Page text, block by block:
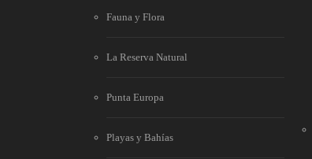
Fauna y Flora
La Reserva Natural
Punta Europa
Playas y Bahías